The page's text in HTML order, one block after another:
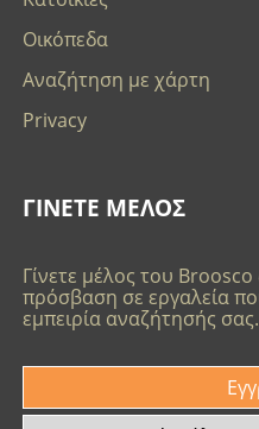
Οικόπεδα
Αναζήτηση με χάρτη
Privacy
ΓΙΝΕΤΕ ΜΕΛΟΣ
Γίνετε μέλος του
πρόσβαση σε εργαλεία
εμπειρία αναζήτησής σας.